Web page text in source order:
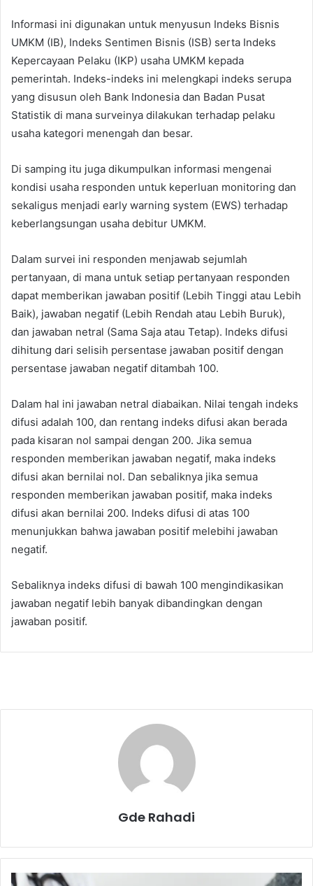
Informasi ini digunakan untuk menyusun Indeks Bisnis
UMKM (IB), Indeks Sentimen Bisnis (ISB) serta Indeks
Kepercayaan Pelaku (IKP) usaha UMKM kepada
pemerintah. Indeks-indeks ini melengkapi indeks serupa
yang disusun oleh Bank Indonesia dan Badan Pusat
Statistik di mana surveinya dilakukan terhadap pelaku
usaha kategori menengah dan besar.
Di samping itu juga dikumpulkan informasi mengenai
kondisi usaha responden untuk keperluan monitoring dan
sekaligus menjadi early warning system (EWS) terhadap
keberlangsungan usaha debitur UMKM.
Dalam survei ini responden menjawab sejumlah
pertanyaan, di mana untuk setiap pertanyaan responden
dapat memberikan jawaban positif (Lebih Tinggi atau Lebih
Baik), jawaban negatif (Lebih Rendah atau Lebih Buruk),
dan jawaban netral (Sama Saja atau Tetap). Indeks difusi
dihitung dari selisih persentase jawaban positif dengan
persentase jawaban negatif ditambah 100.
Dalam hal ini jawaban netral diabaikan. Nilai tengah indeks
difusi adalah 100, dan rentang indeks difusi akan berada
pada kisaran nol sampai dengan 200. Jika semua
responden memberikan jawaban negatif, maka indeks
difusi akan bernilai nol. Dan sebaliknya jika semua
responden memberikan jawaban positif, maka indeks
difusi akan bernilai 200. Indeks difusi di atas 100
menunjukkan bahwa jawaban positif melebihi jawaban
negatif.
Sebaliknya indeks difusi di bawah 100 mengindikasikan
jawaban negatif lebih banyak dibandingkan dengan
jawaban positif.
Gde Rahadi
P